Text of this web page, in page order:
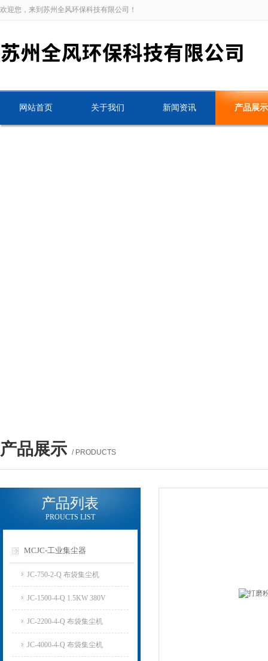
欢迎您，来到苏州全风环保科技有限公司！
网站首页 关于我们 新闻资讯 产品展示
产品展示 / PRODUCTS
产品列表
PROUCTS LIST
MCJC-工业集尘器
JC-750-2-Q 布袋集尘机
JC-1500-4-Q 1.5KW 380V
JC-2200-4-Q 布袋集尘机
JC-4000-4-Q 布袋集尘机